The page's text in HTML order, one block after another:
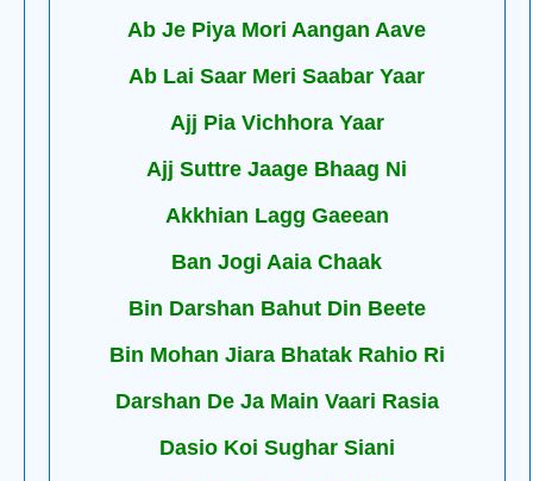
Ab Je Piya Mori Aangan Aave
Ab Lai Saar Meri Saabar Yaar
Ajj Pia Vichhora Yaar
Ajj Suttre Jaage Bhaag Ni
Akkhian Lagg Gaeean
Ban Jogi Aaia Chaak
Bin Darshan Bahut Din Beete
Bin Mohan Jiara Bhatak Rahio Ri
Darshan De Ja Main Vaari Rasia
Dasio Koi Sughar Siani